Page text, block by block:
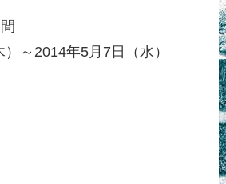
～2014年5月7日（水）